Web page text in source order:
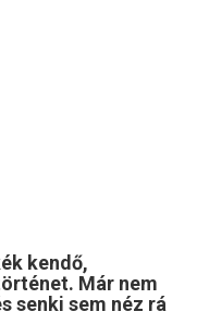
kendő,
Már nem
senki sem néz rá